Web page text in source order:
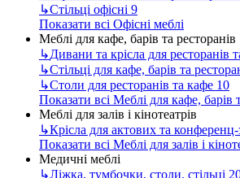
↳Стільці офісні 9
Показати всі Офісні меблі
Меблі для кафе, барів та ресторанів
↳Дивани та крісла для ресторанів
↳Стільці для кафе, барів та
↳Столи для ресторанів та кафе 10
Показати всі Меблі для кафе, барів
Меблі для залів і кінотеатрів
↳Крісла для актових та конференц-
Показати всі Меблі для залів і
Медичні меблі
↳Ліжка, тумбочки, столи, стільці